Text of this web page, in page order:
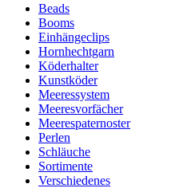
Beads
Booms
Einhängeclips
Hornhechtgarn
Köderhalter
Kunstköder
Meeressystem
Meeresvorfächer
Meerespaternoster
Perlen
Schläuche
Sortimente
Verschiedenes